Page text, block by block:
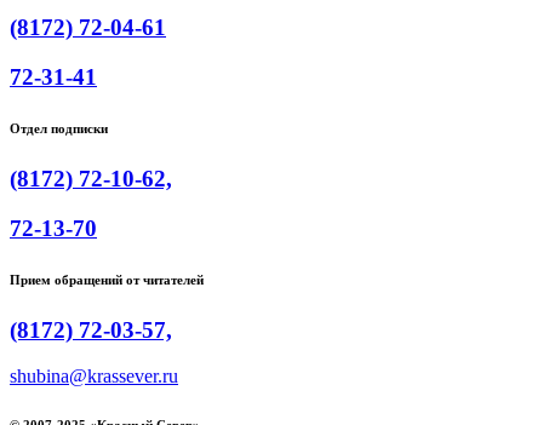
(8172) 72-04-61
72-31-41
Отдел подписки
(8172) 72-10-62,
72-13-70
Прием обращений от читателей
(8172) 72-03-57,
shubina@krassever.ru